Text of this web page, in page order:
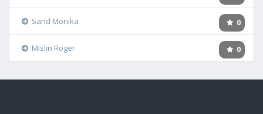
0
Sand Monika
0
Mislin Roger